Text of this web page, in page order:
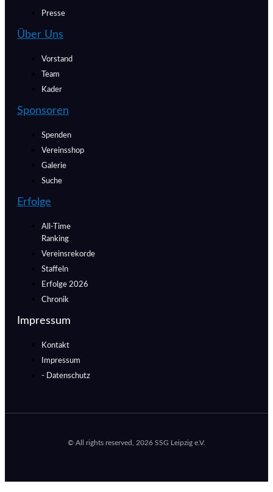
Presse
Über Uns
Vorstand
Team
Kader
Sponsoren
Spenden
Vereinsshop
Galerie
Suche
Erfolge
All-Time
Ranking
Vereinsrekorde
Staffeln
Erfolge 2026
Chronik
Impressum
Kontakt
Impressum
- Datenschutz
© All rights reserved, 2026 SSG Leipzig e.V.